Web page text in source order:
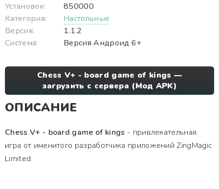
Установок:
850000
Категория:
Настольные
Версия:
1.1.2
Система:
Версия Андроид 6+
Chess V+ - board game of kings —
загрузить с сервера (Мод APK)
ОПИСАНИЕ
Chess V+ - board game of kings - привлекательная
игра от именитого разработчика приложений ZingMagic
Limited.